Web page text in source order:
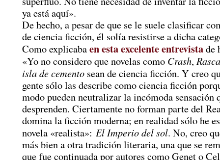
ya está aquí».
De hecho, a pesar de que se le suele clasificar
de ciencia ficción, él solía resistirse a dicha
Como explicabaen esta excelente entrevistade
«Yo no considero que novelas como Crash,
isla de cemento sean de ciencia ficción. Y creo
gente sólo las describe como ciencia ficción
modo pueden neutralizar la incómoda sensación
desprenden. Ciertamente no forman parte del
domina la ficción moderna; en realidad sólo he
novela «realista»: El Imperio del sol. No, creo
más bien a otra tradición literaria, una que se
que fue continuada por autores como Genet o